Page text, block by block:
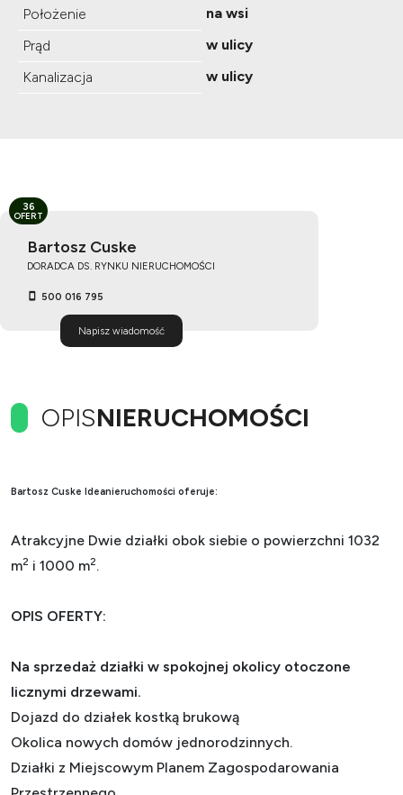
Położenie
na wsi
Prąd
w ulicy
Kanalizacja
w ulicy
Bartosz Cuske
DORADCA DS. RYNKU NIERUCHOMOŚCI
500 016 795
Napisz wiadomość
36
OFERT
OPISNIERUCHOMOŚCI
Bartosz Cuske Ideanieruchomości oferuje:
Atrakcyjne Dwie działki obok siebie o powierzchni 1032
m2 i 1000 m2.
OPIS OFERTY:
Na sprzedaż działki w spokojnej okolicy otoczone
licznymi drzewami.
Dojazd do działek kostką brukową
Okolica nowych domów jednorodzinnych.
Działki z Miejscowym Planem Zagospodarowania